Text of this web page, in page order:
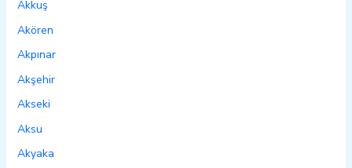
Akkuş
Akören
Akpınar
Akşehir
Akseki
Aksu
Akyaka